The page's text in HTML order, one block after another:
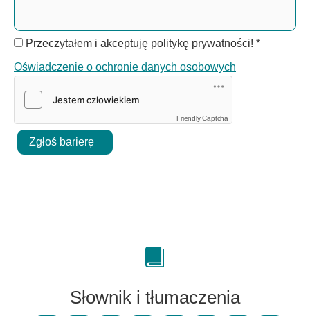
Przeczytałem i akceptuję politykę prywatności! *
Oświadczenie o ochronie danych osobowych
Friendly Captcha
Zgłoś barierę
Słownik i tłumaczenia